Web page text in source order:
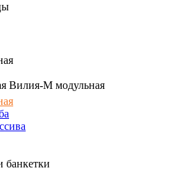
Вилия-М модульная
банкетки